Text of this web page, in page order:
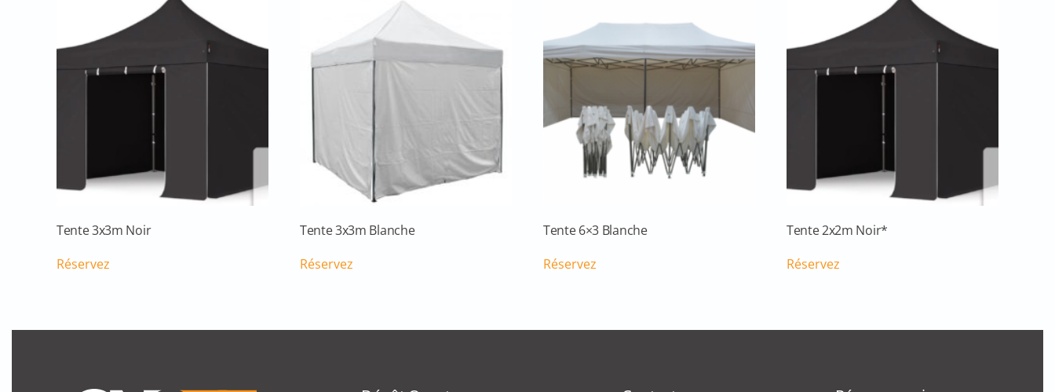
Tente 3x3m Noir
Réservez
Tente 3x3m Blanche
Réservez
Tente 6×3 Blanche
Réservez
Tente 2x2m Noir*
Réservez